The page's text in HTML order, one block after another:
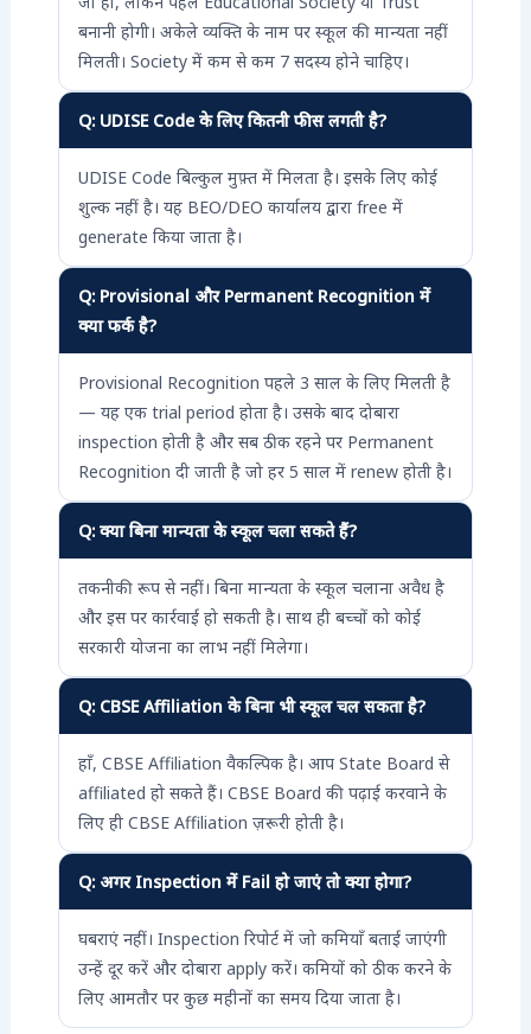
बनानी होगी। अकेले व्यक्ति के नाम पर स्कूल की मान्यता नहीं
मिलती। Society में कम से कम 7 सदस्य होने चाहिए।
Q: UDISE Code के लिए कितनी फीस लगती है?
UDISE Code बिल्कुल मुफ़्त में मिलता है। इसके लिए कोई
शुल्क नहीं है। यह BEO/DEO कार्यालय द्वारा free में
generate किया जाता है।
Q: Provisional और Permanent Recognition में
क्या फर्क है?
Provisional Recognition पहले 3 साल के लिए मिलती है
— यह एक trial period होता है। उसके बाद दोबारा
inspection होती है और सब ठीक रहने पर Permanent
Recognition दी जाती है जो हर 5 साल में renew होती है।
Q: क्या बिना मान्यता के स्कूल चला सकते हैं?
तकनीकी रूप से नहीं। बिना मान्यता के स्कूल चलाना अवैध है
और इस पर कार्रवाई हो सकती है। साथ ही बच्चों को कोई
सरकारी योजना का लाभ नहीं मिलेगा।
Q: CBSE Affiliation के बिना भी स्कूल चल सकता है?
हाँ, CBSE Affiliation वैकल्पिक है। आप State Board से
affiliated हो सकते हैं। CBSE Board की पढ़ाई करवाने के
लिए ही CBSE Affiliation ज़रूरी होती है।
Q: अगर Inspection में Fail हो जाएं तो क्या होगा?
घबराएं नहीं। Inspection रिपोर्ट में जो कमियाँ बताई जाएंगी
उन्हें दूर करें और दोबारा apply करें। कमियों को ठीक करने के
लिए आमतौर पर कुछ महीनों का समय दिया जाता है।